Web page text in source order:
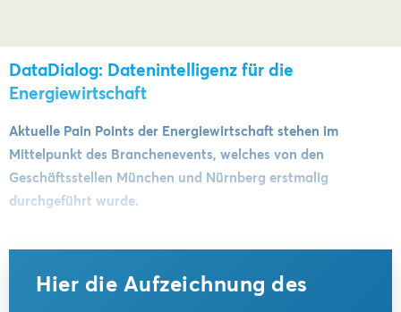
DataDialog: Datenintelligenz für die
Energiewirtschaft
Aktuelle Pain Points der Energiewirtschaft stehen im
Mittelpunkt des Branchenevents, welches von den
Geschäftsstellen München und Nürnberg erstmalig
durchgeführt wurde.
Hier die Aufzeichnung des